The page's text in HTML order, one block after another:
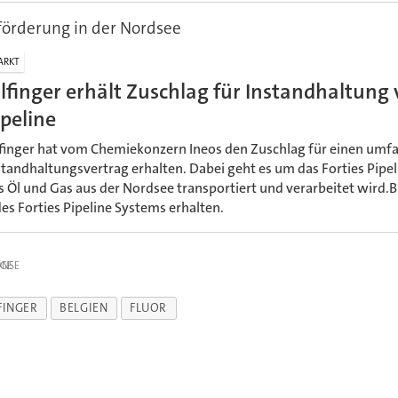
in der Nordsee
erhält Zuschlag für Instandhaltung
hat vom Chemiekonzern Ineos den Zuschlag für einen
erhalten. Dabei geht es um das Forties
Öl und Gas aus der Nordsee transportiert und verarbeitet
Forties Pipeline Systems erhalten.
BELGIEN FLUOR